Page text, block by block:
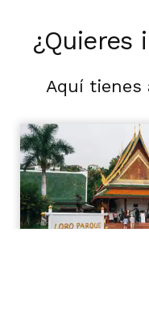
¿Quieres
Aquí tienes